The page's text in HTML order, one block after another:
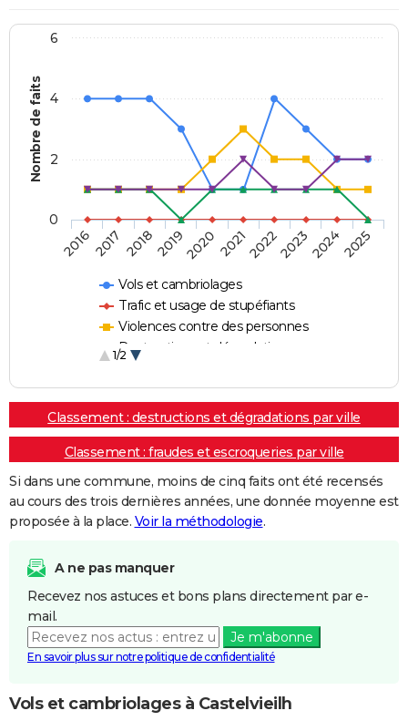
Nombre de faits
Vols et cambriolages
Trafic et usage de stupéfiants
Violences contre des personnes
Destructions et dégradations
1/2
20162017 20182019202020212022202320242025
0
2
4
6
Classement : destructions et dégradations par ville
Classement : fraudes et escroqueries par ville
Si dans une commune, moins de cinq faits ont été recensés
au cours des trois dernières années, une donnée moyenne est
proposée à la place. Voir la méthodologie.
A ne pas manquer
Recevez nos astuces et bons plans directement par e-
mail.
Je m'abonne
En savoir plus sur notre politique de confidentialité
Vols et cambriolages à Castelvieilh